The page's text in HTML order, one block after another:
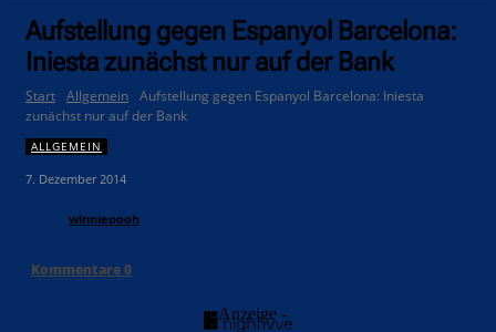
Aufstellung gegen Espanyol Barcelona:
Iniesta zunächst nur auf der Bank
Start Allgemein Aufstellung gegen Espanyol Barcelona: Iniesta
zunächst nur auf der Bank
ALLGEMEIN
7. Dezember 2014
winniepooh
Kommentare0
- Anzeige -